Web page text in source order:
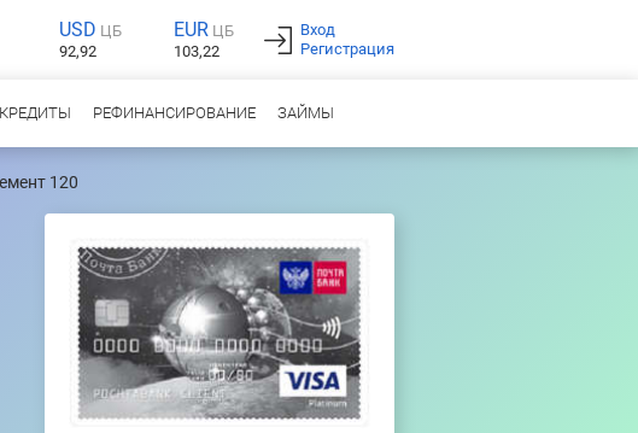
USD ЦБ
92,92
EUR ЦБ
103,22
Вход
Регистрация
РЕФИНАНСИРОВАНИЕ ЗАЙМЫ
120